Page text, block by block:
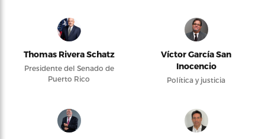
Thomas Rivera Schatz
Presidente del Senado de
Puerto Rico
Víctor García San
Inocencio
Política y justicia